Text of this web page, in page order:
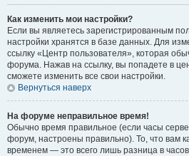
Как изменить мои настройки?
Если вы являетесь зарегистрированным
настройки хранятся в базе данных. Для
ссылку «Центр пользователя», которая
форума. Нажав на ссылку, вы попадете в
сможете изменить все свои настройки.
Вернуться наверх
На форуме неправильное время!
Обычно время правильное (если часы
форум, настроены правильно). То, что вам
временем — это всего лишь разница в